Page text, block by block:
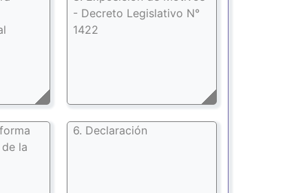
- Decreto Legislativo N°
1422
la
6. Declaración